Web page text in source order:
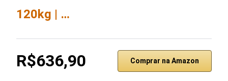
120kg | …
R$636,90 Comprar na Amazon